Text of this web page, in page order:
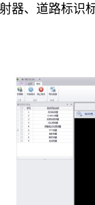
器、道路标识